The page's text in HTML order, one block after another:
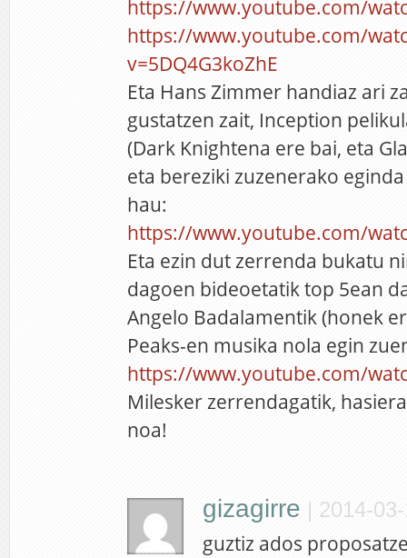
https://www.youtube.com/
https://www.youtube.com/
v=5DQ4G3koZhE
Eta Hans Zimmer handiaz ari
gustatzen zait, Inception
(Dark Knightena ere bai, eta
eta bereziki zuzenerako
hau:
https://www.youtube.com/
Eta ezin dut zerrenda bukatu
dagoen bideoetatik top 5ean
Angelo Badalamentik (honek
Peaks-en musika nola egin
https://www.youtube.com/
Milesker zerrendagatik,
noa!
gizagirre | 2014-
guztiz ados